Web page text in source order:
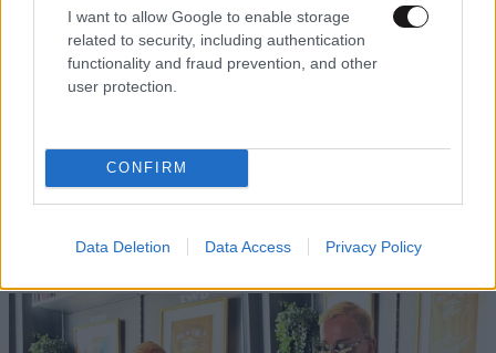
I want to allow Google to enable storage
related to security, including authentication
functionality and fraud prevention, and other
user protection.
CONFIRM
Data Deletion Data Access Privacy Policy
Δανάη Μπάρκα: Η απάντησή της σε σχόλιο ότι
έκανε πλαστική στο πρόσωπο